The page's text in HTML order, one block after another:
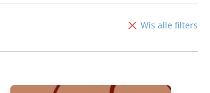
recent)
Wis alle filters